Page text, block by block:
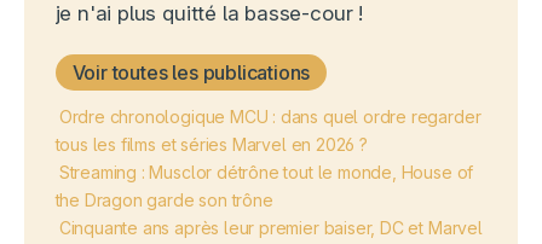
je n'ai plus quitté la basse-cour !
Voir toutes les publications
Ordre chronologique MCU : dans quel ordre regarder
tous les films et séries Marvel en 2026 ?
Streaming : Musclor détrône tout le monde, House of
the Dragon garde son trône
Cinquante ans après leur premier baiser, DC et Marvel